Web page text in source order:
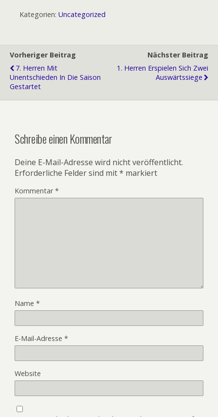
Kategorien: Uncategorized
Vorheriger Beitrag
7. Herren Mit
Unentschieden In Die Saison
Gestartet
Nächster Beitrag
1. Herren Erspielen Sich Zwei
Auswärtssiege
Schreibe einen Kommentar
Deine E-Mail-Adresse wird nicht veröffentlicht.
Erforderliche Felder sind mit* markiert
Kommentar*
Name *
E-Mail-Adresse *
Website